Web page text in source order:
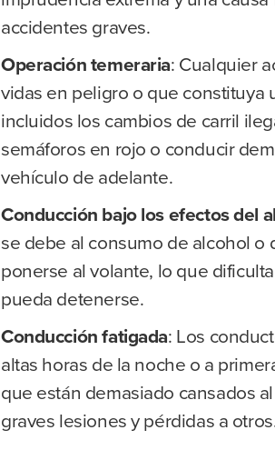
accidentes graves.
Operación temeraria:Cualquier
vidas en peligro o que constituya
incluidos los cambios de carril
semáforos en rojo o conducir
vehículo de adelante.
Conducción bajo los efectos del
se debe al consumo de alcohol o
ponerse al volante, lo que
pueda detenerse.
Conducción fatigada:Los
altas horas de la noche o a
que están demasiado cansados
graves lesiones y pérdidas a